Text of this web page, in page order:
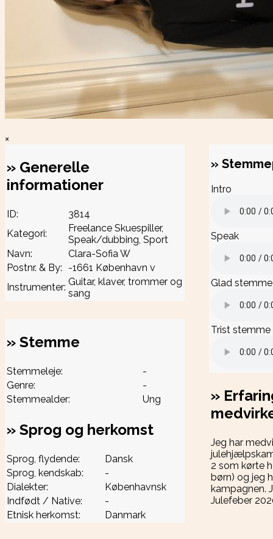
×
» Generelle
informationer
ID:
3814
Kategori:
Freelance Skuespiller,
Speak/dubbing, Sport
Navn:
Clara-Sofia W
Postnr. & By:
-1661 København v
Instrumenter: Guitar, klaver, trommer og
sang
» Stemme
Stemmeleje:
-
Genre:
-
Stemmealder:
Ung
» Sprog og herkomst
Sprog, flydende:
Dansk
Sprog, kendskab:
-
Dialekter:
Københavnsk
Indfødt / Native:
-
Etnisk herkomst:
Danmark
»
Intro
Speak
Glad stemme
Trist stemme
»
Jeg har
2 som kørte
børn) og jeg
kampagnen.
Julefeber